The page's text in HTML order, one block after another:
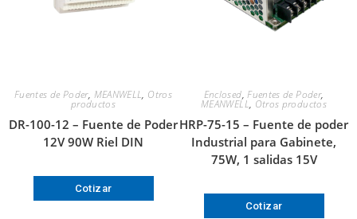
Fuentes de Poder, MEANWELL, Otros
productos
DR-100-12 – Fuente de Poder
12V 90W Riel DIN
Cotizar
Enclosed,Fuentes de Poder,
MEANWELL, Otros productos
HRP-75-15 – Fuente de poder
Industrial para Gabinete,
75W, 1 salidas 15V
Cotizar